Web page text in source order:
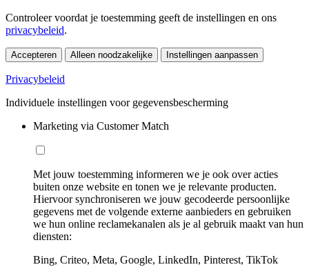
Controleer voordat je toestemming geeft de instellingen en ons
privacybeleid.
Accepteren Alleen noodzakelijke Instellingen aanpassen
Privacybeleid
Individuele instellingen voor gegevensbescherming
Marketing via Customer Match
Met jouw toestemming informeren we je ook over acties
buiten onze website en tonen we je relevante producten.
Hiervoor synchroniseren we jouw gecodeerde persoonlijke
gegevens met de volgende externe aanbieders en gebruiken
we hun online reclamekanalen als je al gebruik maakt van hun
diensten:
Bing, Criteo, Meta, Google, LinkedIn, Pinterest, TikTok